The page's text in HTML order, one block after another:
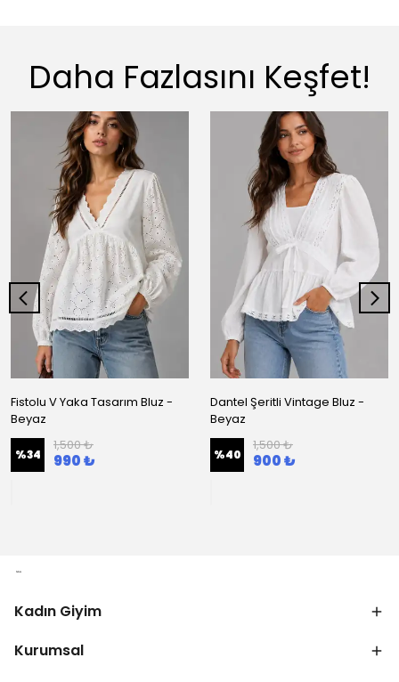
Daha Fazlasını Keşfet!
Fistolu V Yaka Tasarım Bluz -
Beyaz
%34
1,500 ₺
990 ₺
Dantel Şeritli Vintage Bluz -
Beyaz
%40
1,500 ₺
900 ₺
Kadın Giyim
Kurumsal